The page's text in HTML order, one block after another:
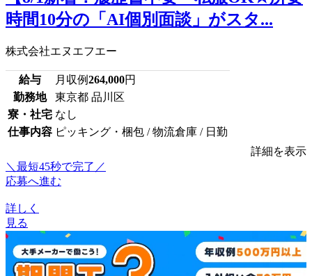
時間10分の「AI個別面談」がスタ...
株式会社エヌエフエー
給与 月収例264,000円
勤務地
東京都 品川区
寮・社宅 なし
仕事内容 ピッキング・梱包 / 物流倉庫 / 日勤
詳細を表示
＼最短45秒で完了／
応募へ進む
詳しく
見る